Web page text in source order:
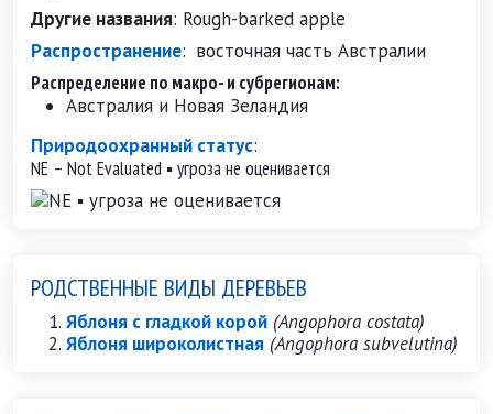
Другие названия: Rough-barked apple
Распространение: восточная часть Австралии
Распределение по макро- и субрегионам:
Австралия и Новая Зеландия
Природоохранный статус:
NE – Not Evaluated ▪ угроза не оценивается
РОДСТВЕННЫЕ ВИДЫ ДЕРЕВЬЕВ
Яблоня с гладкой корой (Angophora costata)
Яблоня широколистная (Angophora subvelutina)